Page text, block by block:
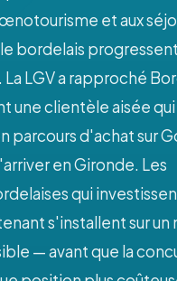
et aux
bordelais progressent
LGV a rapproché
une clientèle aisée qui
parcours d'achat sur
en Gironde. Les
qui
s'installent sur un
— avant que la